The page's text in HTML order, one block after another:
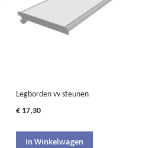
Legborden vv steunen
€ 17,30
In Winkelwagen